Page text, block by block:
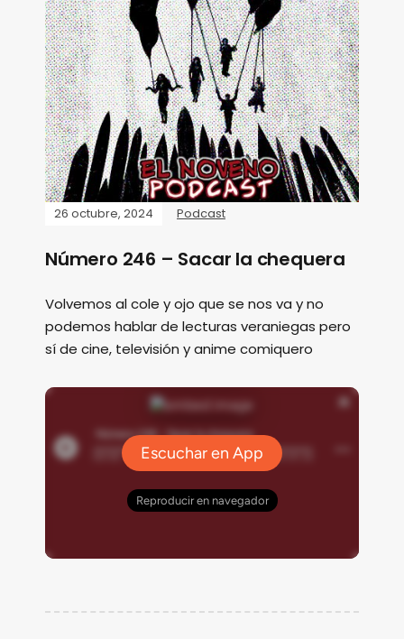
26 octubre, 2024 Podcast
Número 246 – Sacar la chequera
Volvemos al cole y ojo que se nos va y no
podemos hablar de lecturas veraniegas pero
sí de cine, televisión y anime comiquero